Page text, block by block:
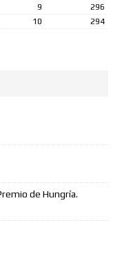
9
296
10 294
de Hungría.